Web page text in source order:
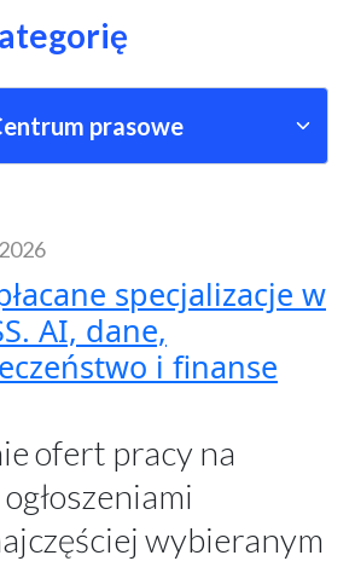
prasowe
specjalizacje w
AI, dane,
i finanse
ofert pracy na
wybieranym